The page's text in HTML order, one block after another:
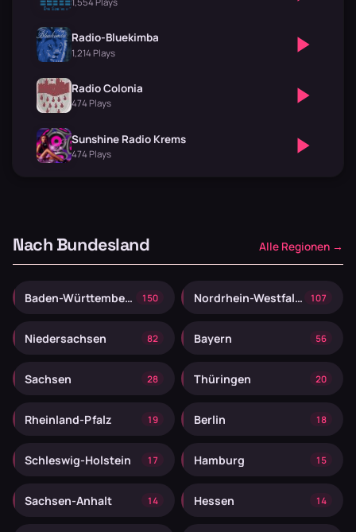
Radio-Bluekimba
1,214 Plays
Radio Colonia
474 Plays
Sunshine Radio Krems
474 Plays
Nach Bundesland Alle Regionen →
Baden-Württemberg 150 Nordrhein-Westfalen 107
Niedersachsen 82 Bayern 56
Sachsen 28 Thüringen 20
Rheinland-Pfalz 19 Berlin 18
Schleswig-Holstein 17 Hamburg 15
Sachsen-Anhalt 14 Hessen 14